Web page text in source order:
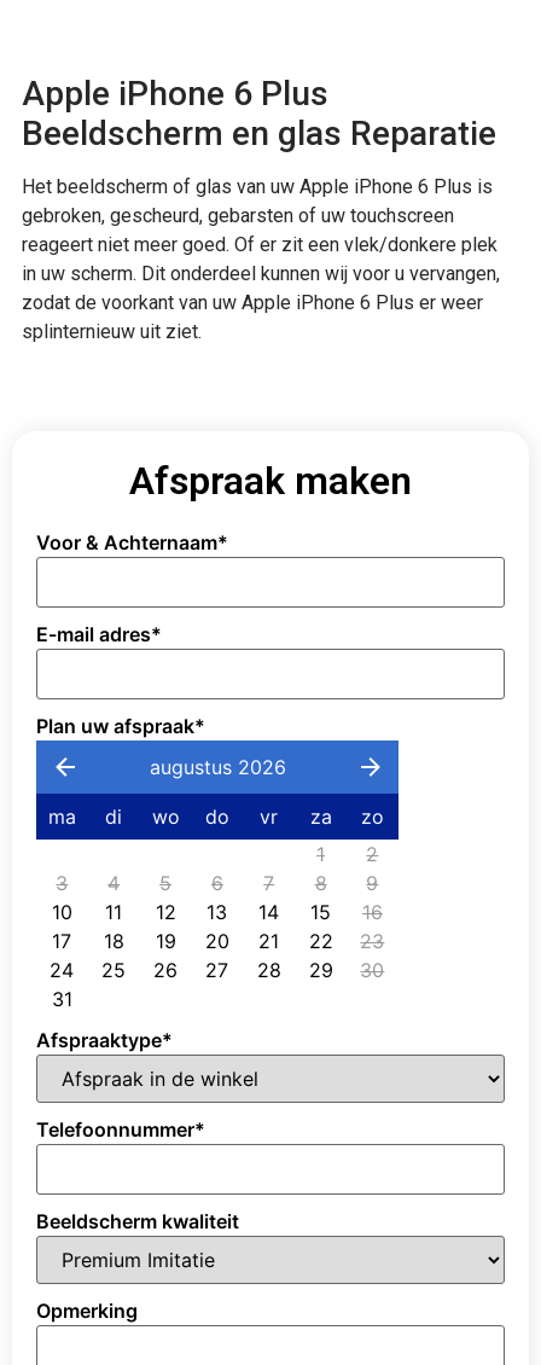
Apple iPhone 6 Plus
Beeldscherm en glas Reparatie
Het beeldscherm of glas van uw Apple iPhone 6 Plus is
gebroken, gescheurd, gebarsten of uw touchscreen
reageert niet meer goed. Of er zit een vlek/donkere plek
in uw scherm. Dit onderdeel kunnen wij voor u vervangen,
zodat de voorkant van uw Apple iPhone 6 Plus er weer
splinternieuw uit ziet.
Afspraak maken
Voor & Achternaam*
E-mail adres*
Plan uw afspraak*
augustus 2026
ma di wo do vr za
zo
1
2
3
4 5 6 7 8
9
10
11 12 13 14 15
16
17
18 19 20 21 22
23
24
25 26 27 28 29
30
31
Afspraaktype*
Telefoonnummer*
Beeldscherm kwaliteit
Opmerking